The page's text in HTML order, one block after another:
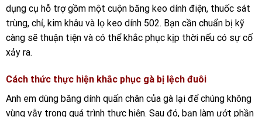
dụng cụ hỗ trợ gồm một cuộn băng keo dính điện, thuốc sát
trùng, chỉ, kim khâu và lọ keo dính 502. Bạn cần chuẩn bị kỹ
càng sẽ thuận tiện và có thể khắc phục kịp thời nếu có sự cố
xảy ra.
Cách thức thực hiện khắc phục gà bị lệch đuôi
Anh em dùng băng dính quấn chân của gà lại để chúng không
vùng vẫy trong quá trình thực hiện. Sau đó, bạn làm ướt phần